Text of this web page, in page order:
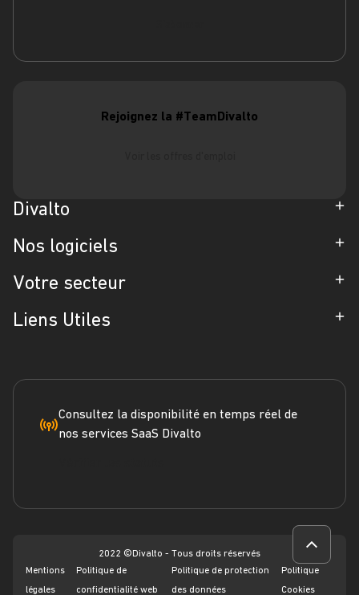
Rejoignez la #TeamDivalto
Divalto
Entreprise
Partenaires
Blog
Engagement RSE
Nos logiciels
ERP
CRM
Votre secteur
Industrie
Liens Utiles
Marketplace
Dossier ERP
Consultez la disponibilité en temps réel de
nos services SaaS Divalto
2022 ©Divalto - Tous droits réservés
Mentions
légales
Politique de
confidentialité web
Politique de protection
des données
Politique
Cookies